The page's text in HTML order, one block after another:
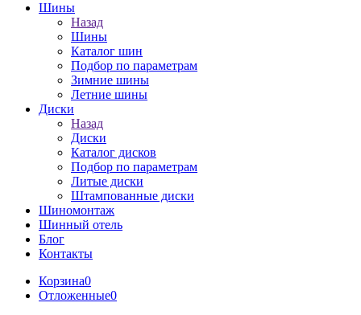
Шины
Назад
Шины
Каталог шин
Подбор по параметрам
Зимние шины
Летние шины
Диски
Назад
Диски
Каталог дисков
Подбор по параметрам
Литые диски
Штампованные диски
Шиномонтаж
Шинный отель
Блог
Контакты
Корзина0
Отложенные0